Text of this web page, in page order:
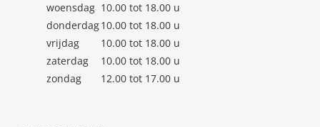
woensdag 10.00 tot 18.00 u
donderdag10.00 tot 18.00 u
vrijdag
10.00 tot 18.00 u
zaterdag
10.00 tot 18.00 u
zondag
12.00 tot 17.00 u